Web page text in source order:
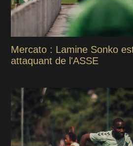
Mercato : Lamine Sonko
attaquant de l'ASSE